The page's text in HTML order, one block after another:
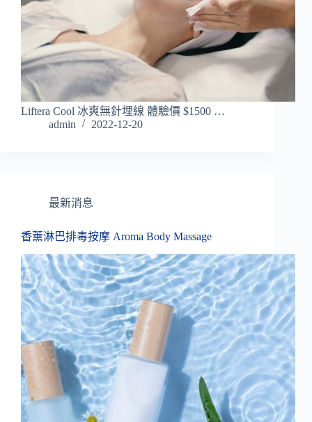
Liftera Cool 冰爽無針埋線 體驗價 $1500 …
admin
2022-12-20
最新消息
香薰淋巴排毒按摩 Aroma Body Massage